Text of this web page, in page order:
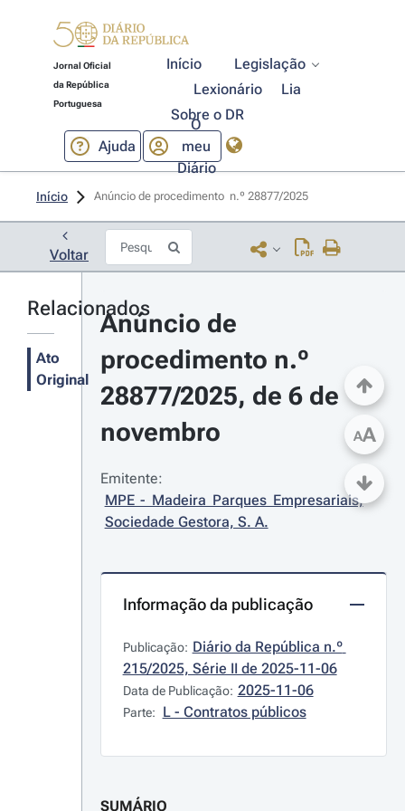
Jornal Oficial
da República
Portuguesa
Início
Legislação
Lexionário
Lia
Sobre o DR
Ajuda
O
meu
Diário
Início Anúncio de procedimento  n.º 28877/2025
Voltar
Relacionados
Ato
Original
Anúncio de
procedimento n.º
28877/2025, de 6 de
novembro
Emitente:
MPE - Madeira Parques Empresariais,
Sociedade Gestora, S. A.
Informação da publicação
Publicação: Diário da República n.º
215/2025, Série II de 2025-11-06
Data de Publicação: 2025-11-06
Parte: L - Contratos públicos
SUMÁRIO
AA